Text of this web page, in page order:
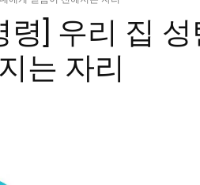
령] 우리 집 성
는 자리